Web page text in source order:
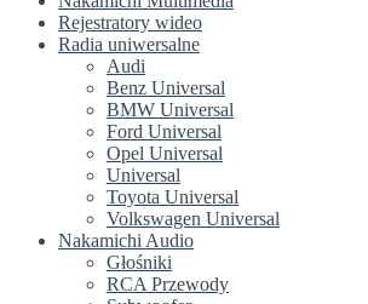
Rejestratory wideo
Radia uniwersalne
Audi
Benz Universal
BMW Universal
Ford Universal
Opel Universal
Universal
Toyota Universal
Volkswagen Universal
Nakamichi Audio
Głośniki
RCA Przewody